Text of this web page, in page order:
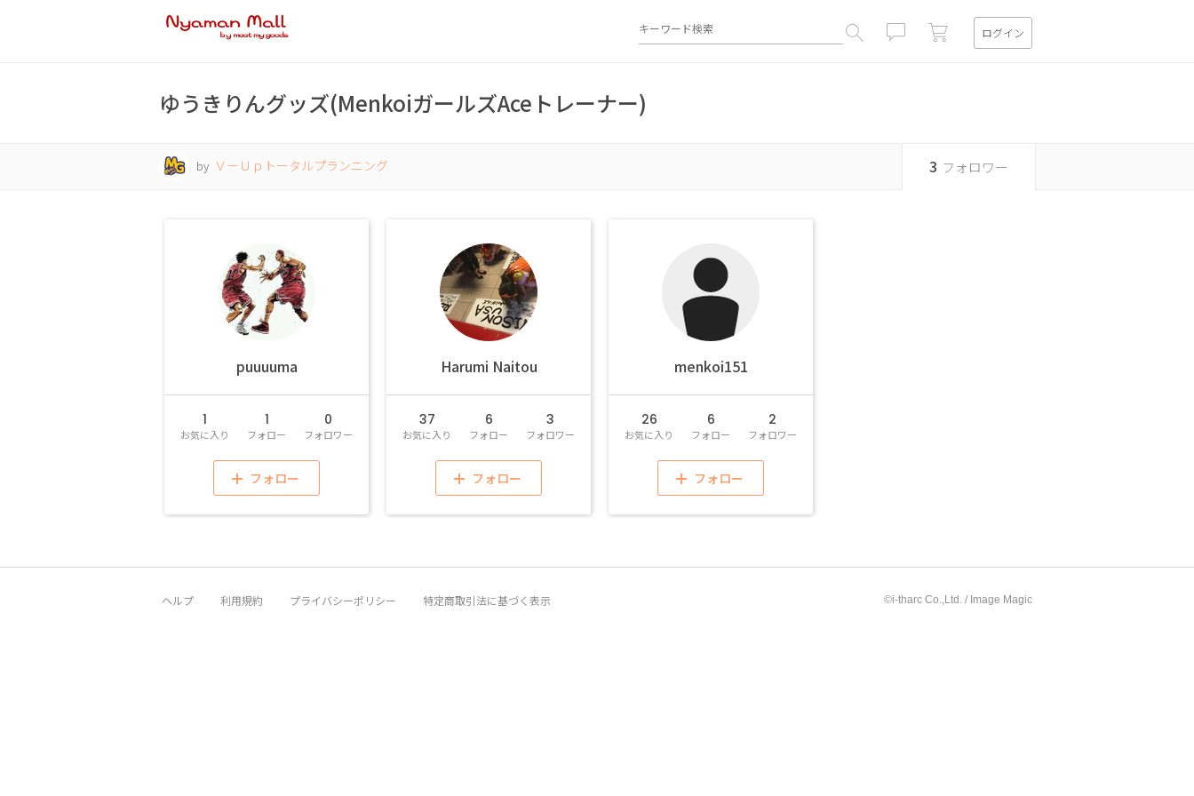
ログイン
ゆうきりんグッズ(MenkoiガールズAceトレーナー)
by Ｖ－Ｕｐトータルプランニング 3 フォロワー
puuuuma
1
お気に入り
1
フォロー
0
フォロワー
フォロー
Harumi Naitou
37
お気に入り
6
フォロー
3
フォロワー
フォロー
menkoi151
26
お気に入り
6
フォロー
2
フォロワー
フォロー
ヘルプ 利用規約 プライバシーポリシー 特定商取引法に基づく表示 ©i-tharc Co.,Ltd. / Image Magic